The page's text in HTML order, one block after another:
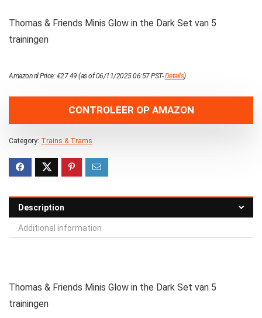
Thomas & Friends Minis Glow in the Dark Set van 5
trainingen
Amazon.nl Price:€27.49 (as of 06/11/2025 06:57 PST-Details)
CONTROLEER OP AMAZON
Category: Trains & Trams
Description
Additional information
Thomas & Friends Minis Glow in the Dark Set van 5
trainingen